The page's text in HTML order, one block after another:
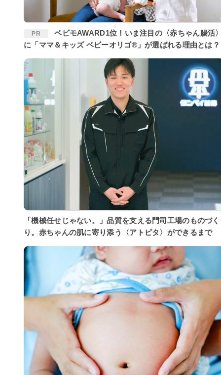
PR
ベビモAWARD1位！いま注目の〈赤ちゃん腸活〉
に「ママ＆キッズ ベビーオリゴ®」が選ばれる理由とは？
「機械任せじゃない。」品質を支える門司工場のものづく
り。赤ちゃんの肌に寄り添う〈アトピタ〉ができるまで